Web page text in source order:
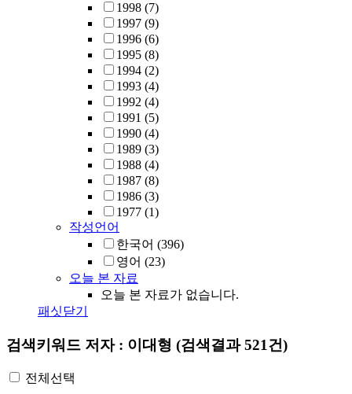
1998 (7)
1997 (9)
1996 (6)
1995 (8)
1994 (2)
1993 (4)
1992 (4)
1991 (5)
1990 (4)
1989 (3)
1988 (4)
1987 (8)
1986 (3)
1977 (1)
작성언어
한국어 (396)
영어 (23)
오늘 본 자료
오늘 본 자료가 없습니다.
패싯닫기
검색키워드 저자 : 이대형 (검색결과 521건)
전체선택